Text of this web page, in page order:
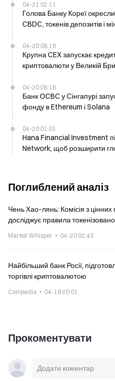
04-21 02:11
Голова Банку Кореї
CBDC, токенів депозитів і
04-20 08:16
Крупна CEX запускає
криптовалюти у Великій
04-20 08:16
Банк OCBC у Сінгапурі
фонду в Ethereum і Solana
04-20 01:01
Hana Financial Investment
Network, щоб розширити
Поглиблений аналіз
Чень Хао-лянь: Комісія з цінних
досліджує правила
Market Whisper 04-20 02:43
Найбільший банк Росії,
торгівлі криптовалютою
Coinpedia 04-19 20:01
Прокоментувати